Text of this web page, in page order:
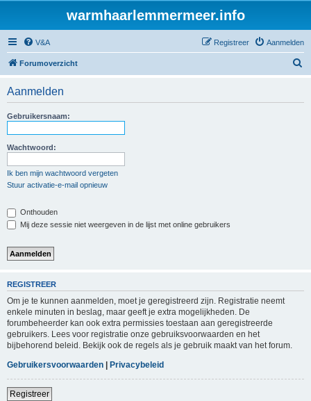
warmhaarlemmermeer.info
V&A Aanmelden
Registreer
Forumoverzicht
Aanmelden
Gebruikersnaam:
Wachtwoord:
Ik ben mijn wachtwoord vergeten
Stuur activatie-e-mail opnieuw
Onthouden
Mij deze sessie niet weergeven in de lijst met online gebruikers
REGISTREER
Om je te kunnen aanmelden, moet je geregistreerd zijn. Registratie neemt
enkele minuten in beslag, maar geeft je extra mogelijkheden. De
forumbeheerder kan ook extra permissies toestaan aan geregistreerde
gebruikers. Lees voor registratie onze gebruiksvoorwaarden en het
bijbehorend beleid. Bekijk ook de regels als je gebruik maakt van het forum.
Gebruikersvoorwaarden | Privacybeleid
Registreer